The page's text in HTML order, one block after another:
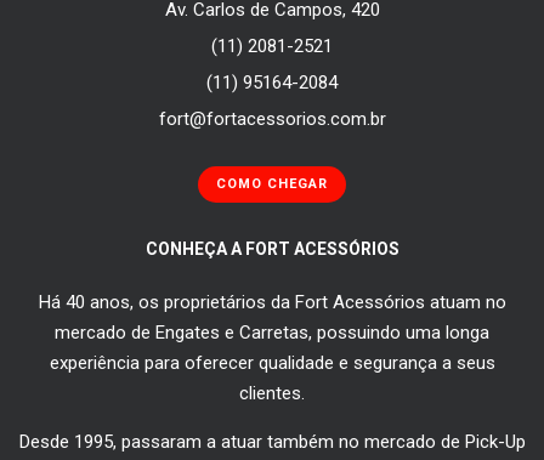
Av. Carlos de Campos, 420
(11) 2081-2521
(11) 95164-2084
fort@fortacessorios.com.br
COMO CHEGAR
CONHEÇA A FORT ACESSÓRIOS
Há 40 anos, os proprietários da Fort Acessórios atuam no
mercado de Engates e Carretas, possuindo uma longa
experiência para oferecer qualidade e segurança a seus
clientes.
Desde 1995, passaram a atuar também no mercado de Pick-Up